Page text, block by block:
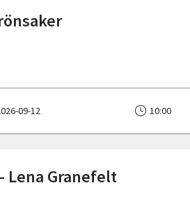
09-12 10:00
Lena Granefelt